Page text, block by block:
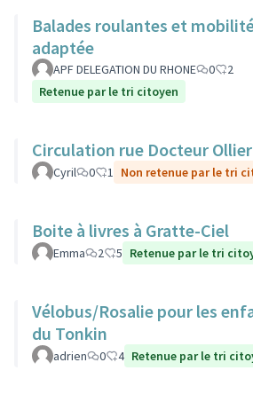
Balades roulantes et
adaptée
APF DELEGATION DU RHONE 0
2
Retenue par le tri citoyen
Circulation rue Docteur Ollier
Cyril 0 1 Non retenue par le tri
Boite à livres à Gratte-Ciel
Emma 2 5 Retenue par le tri
Vélobus/Rosalie pour les
du Tonkin
adrien 0 4 Retenue par le tri